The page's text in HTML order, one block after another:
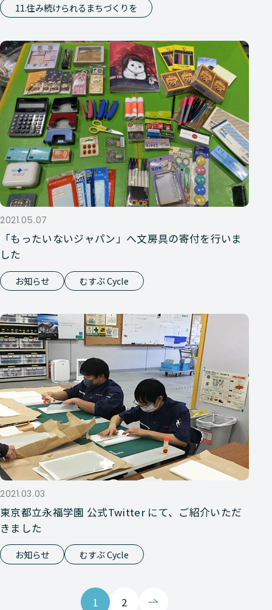
11.住み続けられるまちづくりを
2021.05.07
「もったいないジャパン」へ文房具の寄付を行いま
した
お知らせ むすぶ Cycle
2021.03.03
東京都立永福学園 公式Twitter にて、ご紹介いただ
きました
お知らせ むすぶ Cycle
1 2